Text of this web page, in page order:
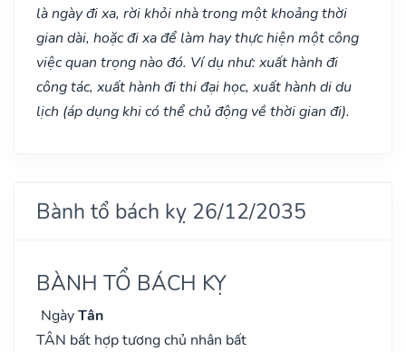
là ngày đi xa, rời khỏi nhà trong một khoảng thời
gian dài, hoặc đi xa để làm hay thực hiện một công
việc quan trọng nào đó. Ví dụ như: xuất hành đi
công tác, xuất hành đi thi đại học, xuất hành di du
lịch (áp dụng khi có thể chủ động về thời gian đi).
Bành tổ bách kỵ 26/12/2035
BÀNH TỔ BÁCH KỴ
NgàyTân
TÂN bất hợp tương chủ nhân bất